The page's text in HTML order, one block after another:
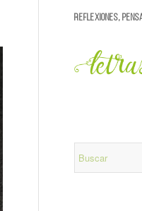
REFLEXIONES,